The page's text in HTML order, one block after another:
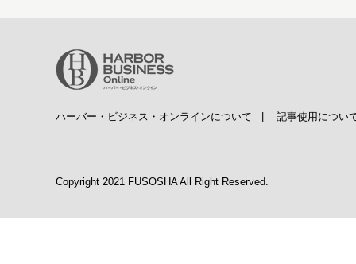
ハーバー・ビジネス・オンラインについて 記事使用につい
Copyright 2021 FUSOSHA All Right Reserved.